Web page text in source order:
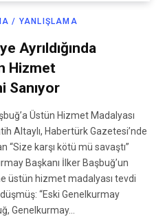
/ YANLIŞLAMA
Ayrıldığında
Hizmet
Sanıyor
Üstün Hizmet Madalyası
Altaylı, Habertürk Gazetesi’nde
“Size karşı kötü mü savaştı”
Başkanı İlker Başbuğ’un
üstün hizmet madalyası tevdi
“Eski Genelkurmay
Genelkurmay…